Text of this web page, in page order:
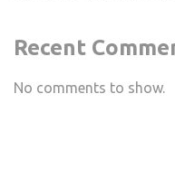
Recent
No comments to show.